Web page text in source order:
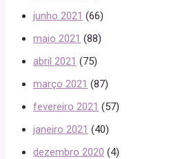
junho 2021 (66)
maio 2021 (88)
abril 2021 (75)
março 2021 (87)
fevereiro 2021 (57)
janeiro 2021 (40)
dezembro 2020 (4)